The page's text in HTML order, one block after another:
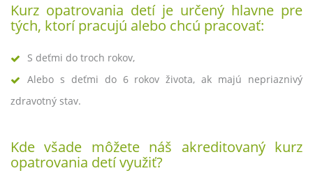
Kurz opatrovania detí je určený hlavne pre
tých, ktorí pracujú alebo chcú pracovať:
S deťmi do troch rokov,
Alebo s deťmi do 6 rokov života, ak majú nepriaznivý
zdravotný stav.
Kde všade môžete náš akreditovaný kurz
opatrovania detí využiť?